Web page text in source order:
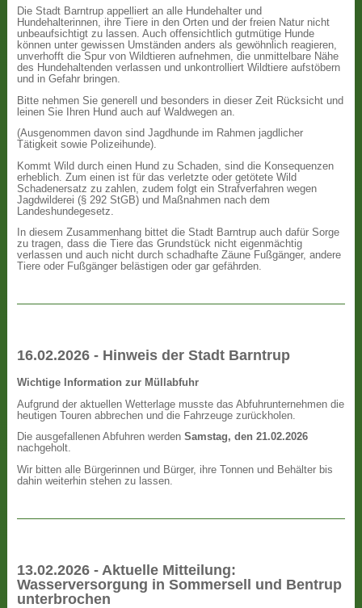
Die Stadt Barntrup appelliert an alle Hundehalter und
Hundehalterinnen, ihre Tiere in den Orten und der freien Natur nicht
unbeaufsichtigt zu lassen. Auch offensichtlich gutmütige Hunde
können unter gewissen Umständen anders als gewöhnlich reagieren,
unverhofft die Spur von Wildtieren aufnehmen, die unmittelbare Nähe
des Hundehaltenden verlassen und unkontrolliert Wildtiere aufstöbern
und in Gefahr bringen.
Bitte nehmen Sie generell und besonders in dieser Zeit Rücksicht und
leinen Sie Ihren Hund auch auf Waldwegen an.
(Ausgenommen davon sind Jagdhunde im Rahmen jagdlicher
Tätigkeit sowie Polizeihunde).
Kommt Wild durch einen Hund zu Schaden, sind die Konsequenzen
erheblich. Zum einen ist für das verletzte oder getötete Wild
Schadenersatz zu zahlen, zudem folgt ein Strafverfahren wegen
Jagdwilderei (§ 292 StGB) und Maßnahmen nach dem
Landeshundegesetz.
In diesem Zusammenhang bittet die Stadt Barntrup auch dafür Sorge
zu tragen, dass die Tiere das Grundstück nicht eigenmächtig
verlassen und auch nicht durch schadhafte Zäune Fußgänger, andere
Tiere oder Fußgänger belästigen oder gar gefährden.
16.02.2026 - Hinweis der Stadt Barntrup
Wichtige Information zur Müllabfuhr
Aufgrund der aktuellen Wetterlage musste das Abfuhrunternehmen die
heutigen Touren abbrechen und die Fahrzeuge zurückholen.
Die ausgefallenen Abfuhren werdenSamstag, den 21.02.2026
nachgeholt.
Wir bitten alle Bürgerinnen und Bürger, ihre Tonnen und Behälter bis
dahin weiterhin stehen zu lassen.
13.02.2026 - Aktuelle Mitteilung:
Wasserversorgung in Sommersell und Bentrup
unterbrochen